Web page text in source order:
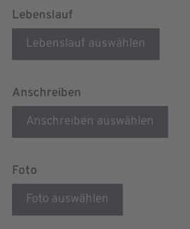
Lebenslauf
Lebenslauf auswählen
Anschreiben
Anschreiben auswählen
Foto
Foto auswählen